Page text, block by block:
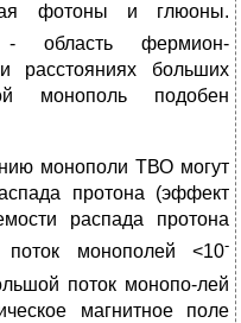
фотоны и глюоны.
фермион-
расстояниях больших
монополь подобен
монополи ТВО могут
протона (эффект
распада протона
поток монополей <10-
поток монопо-лей
магнитное поле